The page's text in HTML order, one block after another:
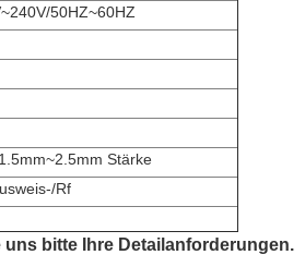
50HZ~60HZ
Stärke
Rf
bitte Ihre Detailanforderungen.